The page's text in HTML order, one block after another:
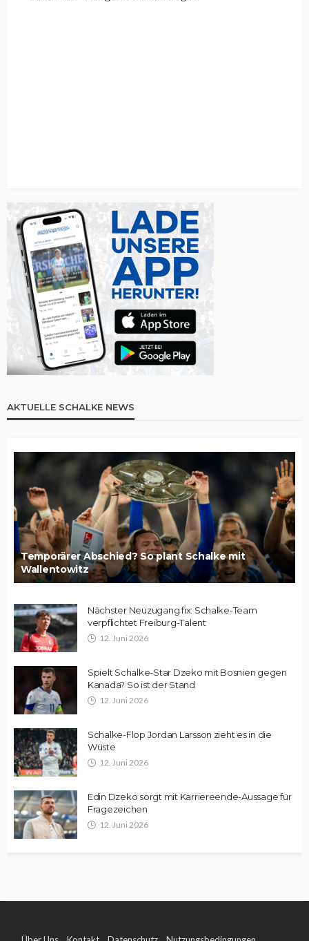
AKTUELLE SCHALKE NEWS
Temporärer Abschied? So plant Schalke mit
Wallentowitz
Nächster Neuzugang fix: Schalke-Team
verpflichtet Freiburg-Talent
12. Juni 2026
Spielt Schalke-Star Dzeko mit Bosnien gegen
Kanada? So ist der Stand
12. Juni 2026
Schalke-Flop Jordan Larsson zieht es in die
Wüste
12. Juni 2026
Edin Dzeko sorgt mit Karriereende-Aussage für
Fragezeichen
12. Juni 2026